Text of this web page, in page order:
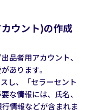
ウント)の作成
品者用アカウント、
あります。
し、「セラーセント
な情報には、氏名、
情報などが含まれま